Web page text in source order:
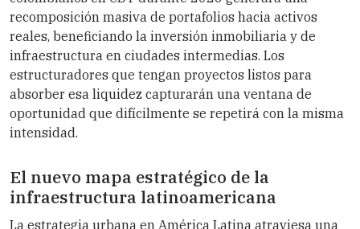
recomposición masiva de portafolios hacia activos
reales, beneficiando la inversión inmobiliaria y de
infraestructura en ciudades intermedias. Los
estructuradores que tengan proyectos listos para
absorber esa liquidez capturarán una ventana de
oportunidad que difícilmente se repetirá con la misma
intensidad.
El nuevo mapa estratégico de la
infraestructura latinoamericana
La estrategia urbana en América Latina atraviesa una